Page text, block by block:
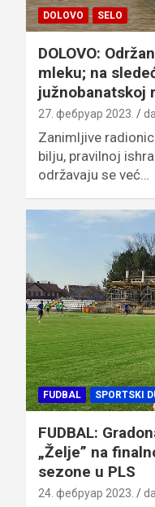
DOLOVO SELO
DOLOVO:
mleku; na
južnobanatskoj
27. фебруар 2023.
Zanimljive
bilju, pravilnoj
održavaju se već…
FUDBAL SPORTSKI
FUDBAL:
„Želje” na
sezone u PLS
24. фебруар 2023.